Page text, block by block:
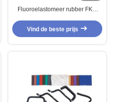
Fluoroelastomeer rubber FKM
Grades voor slimme draagbare
Vind de beste prijs